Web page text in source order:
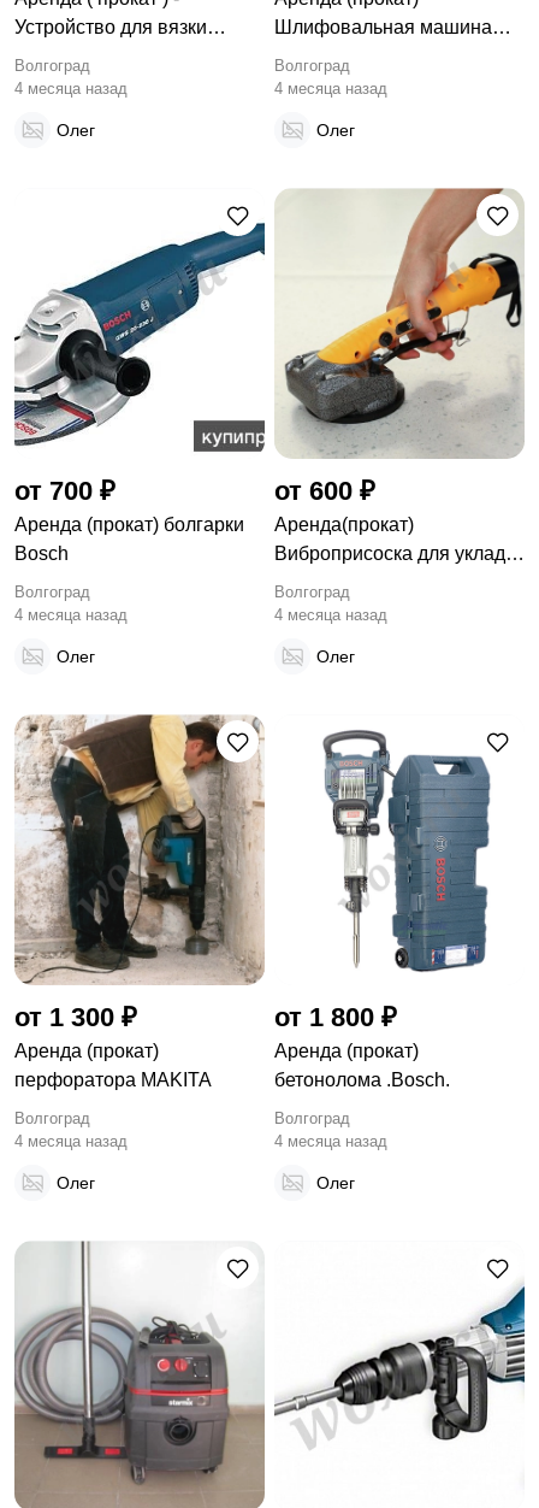
Устройство для вязки
арматуры
Волгоград
4 месяца назад
Олег
Шлифовальная машина
для стен и потолков
Волгоград
4 месяца назад
Олег
от 700 ₽
Аренда (прокат) болгарки
Bosch
Волгоград
4 месяца назад
Олег
от 600 ₽
Аренда(прокат)
Виброприсоска для укладки
плитки
Волгоград
4 месяца назад
Олег
от 1 300 ₽
Аренда (прокат)
перфоратора MAKITA
Волгоград
4 месяца назад
Олег
от 1 800 ₽
Аренда (прокат)
бетонолома .Bosch.
Волгоград
4 месяца назад
Олег